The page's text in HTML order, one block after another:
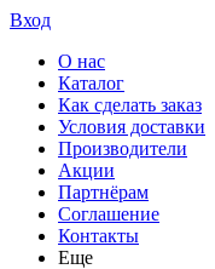
Вход
О нас
Каталог
Как сделать заказ
Условия доставки
Производители
Акции
Партнёрам
Соглашение
Контакты
Еще